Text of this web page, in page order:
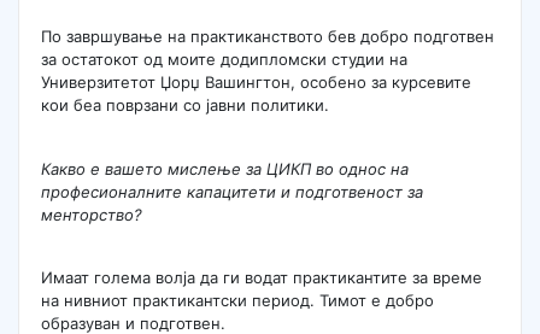
По завршување на практиканството бев добро подготвен
за остатокот од моите додипломски студии на
Универзитетот Џорџ Вашингтон, особено за курсевите
кои беа поврзани со јавни политики.
Какво е вашето мислење за ЦИКП во однос на
професионалните капацитети и подготвеност за
менторство?
Имаат голема волја да ги водат практикантите за време
на нивниот практикантски период. Тимот е добро
образуван и подготвен.